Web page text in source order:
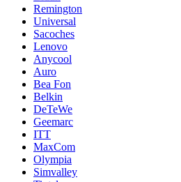
Remington
Universal
Sacoches
Lenovo
Anycool
Auro
Bea Fon
Belkin
DeTeWe
Geemarc
ITT
MaxCom
Olympia
Simvalley